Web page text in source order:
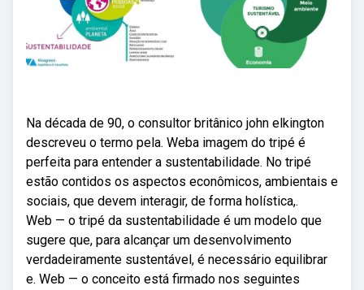
Na década de 90, o consultor britânico john elkington
descreveu o termo pela. Weba imagem do tripé é
perfeita para entender a sustentabilidade. No tripé
estão contidos os aspectos econômicos, ambientais e
sociais, que devem interagir, de forma holística,.
Web — o tripé da sustentabilidade é um modelo que
sugere que, para alcançar um desenvolvimento
verdadeiramente sustentável, é necessário equilibrar
e. Web — o conceito está firmado nos seguintes